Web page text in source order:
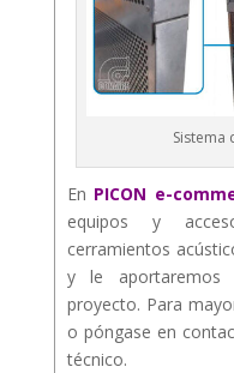
Sistema
En PICON e-
equipos y
cerramientos
y le aportaremos
proyecto. Para
o póngase en
técnico.